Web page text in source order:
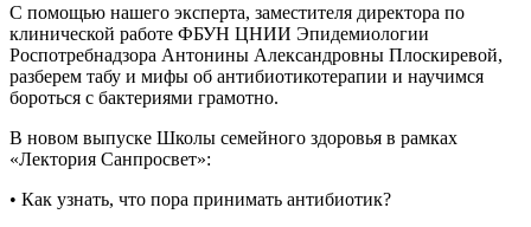
С помощью нашего эксперта, заместителя директора по
клинической работе ФБУН ЦНИИ Эпидемиологии
Роспотребнадзора Антонины Александровны Плоскиревой,
разберем табу и мифы об антибиотикотерапии и научимся
бороться с бактериями грамотно.
В новом выпуске Школы семейного здоровья в рамках
«Лектория Санпросвет»:
• Как узнать, что пора принимать антибиотик?